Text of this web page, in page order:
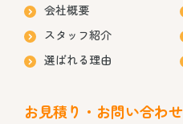
会社概要
スタッフ紹介
選ばれる理由
お見積り・お問い合わせ